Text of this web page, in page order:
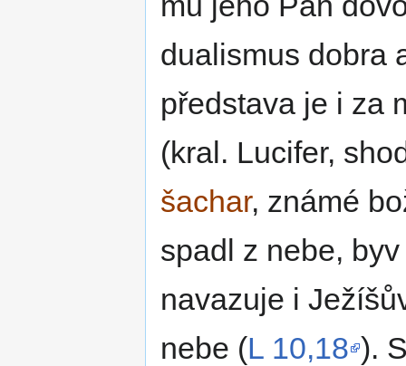
dualismus dobra
představa je i za
(kral. Lucifer,
šachar, známé
spadl z nebe,
navazuje i
nebe (L 10,18 ).